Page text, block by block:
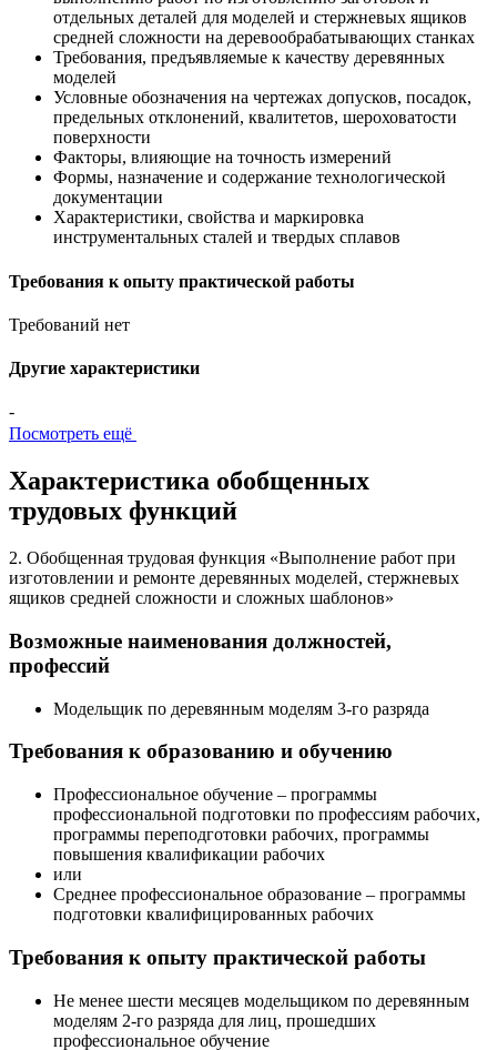
отдельных деталей для моделей и стержневых ящиков
средней сложности на деревообрабатывающих станках
Требования, предъявляемые к качеству деревянных
моделей
Условные обозначения на чертежах допусков, посадок,
предельных отклонений, квалитетов, шероховатости
поверхности
Факторы, влияющие на точность измерений
Формы, назначение и содержание технологической
документации
Характеристики, свойства и маркировка
инструментальных сталей и твердых сплавов
Требования к опыту практической работы
Требований нет
Другие характеристики
-
Посмотреть ещё
Характеристика обобщенных
трудовых функций
2. Обобщенная трудовая функция «Выполнение работ при
изготовлении и ремонте деревянных моделей, стержневых
ящиков средней сложности и сложных шаблонов»
Возможные наименования должностей,
профессий
Модельщик по деревянным моделям 3-го разряда
Требования к образованию и обучению
Профессиональное обучение – программы
профессиональной подготовки по профессиям рабочих,
программы переподготовки рабочих, программы
повышения квалификации рабочих
или
Среднее профессиональное образование – программы
подготовки квалифицированных рабочих
Требования к опыту практической работы
Не менее шести месяцев модельщиком по деревянным
моделям 2-го разряда для лиц, прошедших
профессиональное обучение